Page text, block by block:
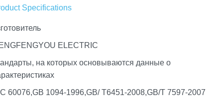
Specifications
ELECTRIC
на которых основываются данные о
60076,GB 1094-1996,GB/ T6451-2008,GB/T 7597-2007